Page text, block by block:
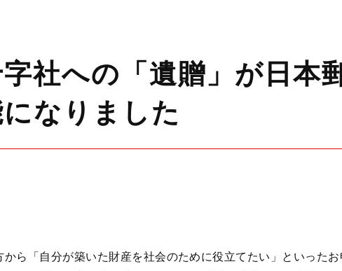
字社への「遺贈」が日本
なりました
ら「自分が築いた財産を社会のために役立てたい」といった